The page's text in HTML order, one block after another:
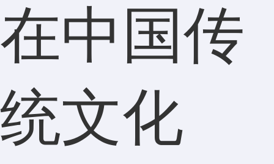
在中国传
统文化